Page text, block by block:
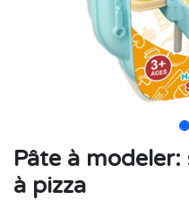
Pâte à
à pizza